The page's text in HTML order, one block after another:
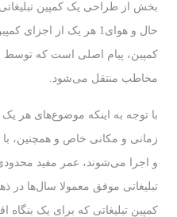
بخش از طراحی یک کمپین
حال و هوای1 هر یک از
مخاطب منتقل می‌شود.
با توجه به اینکه موضوع‌های هر یک
و اجرا می‌شوند، عمر مفید
تبلیغاتی موفق معمولا سال‌ها در
کمپین تبلیغاتی که برای یک